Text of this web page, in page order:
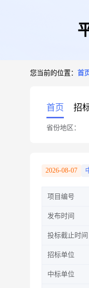
您当前的位置： 首
首页 招
省份地区：
2026-08-07
项目编号
发布时间
投标截止时间
招标单位
中标单位